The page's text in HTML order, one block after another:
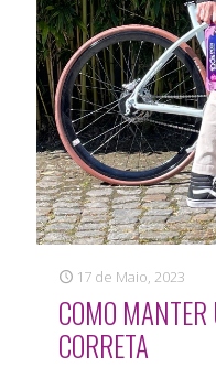
17 de Maio, 2023
COMO
CORRETA